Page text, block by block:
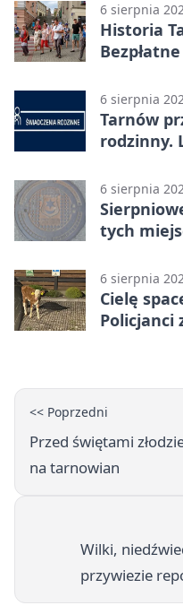
6 sierpnia
Historia
6 sierpnia
Tarnów
rodzinny.
6 sierpnia
tych
6 sierpnia
Cielę
Policjanci
<< Poprzedni
Przed świętami
na tarnowian
Wilki,
przywiezie